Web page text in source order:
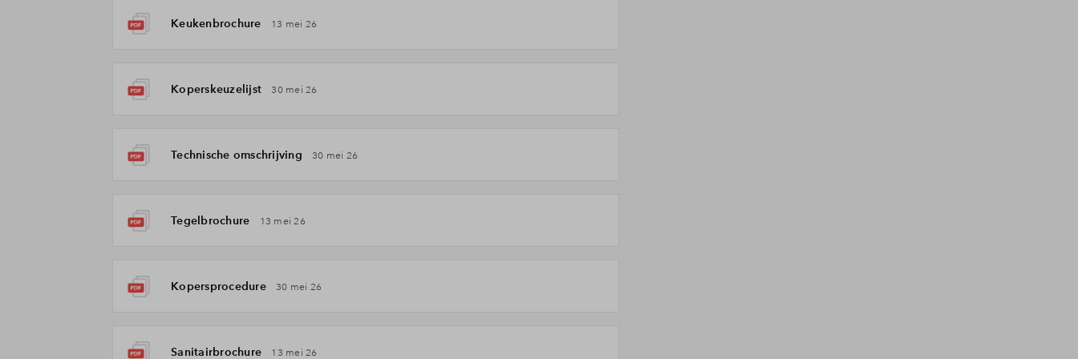
Keukenbrochure 13 mei 26
Koperskeuzelijst 30 mei 26
Technische omschrijving 30 mei 26
Tegelbrochure 13 mei 26
Kopersprocedure 30 mei 26
Sanitairbrochure 13 mei 26